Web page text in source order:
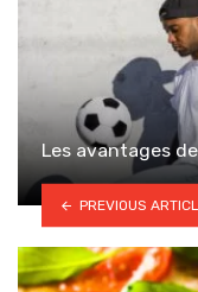
Les avantages
PREVIOUS